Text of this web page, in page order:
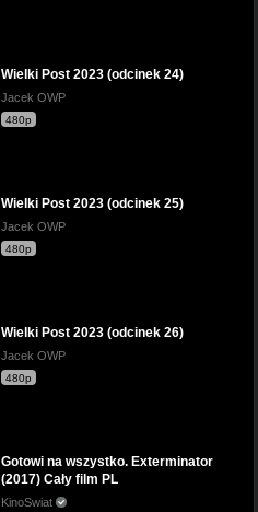
Wielki Post 2023 (odcinek 24)
Jacek OWP
480p
Wielki Post 2023 (odcinek 25)
Jacek OWP
480p
Wielki Post 2023 (odcinek 26)
Jacek OWP
480p
Gotowi na wszystko. Exterminator
(2017) Cały film PL
KinoSwiat